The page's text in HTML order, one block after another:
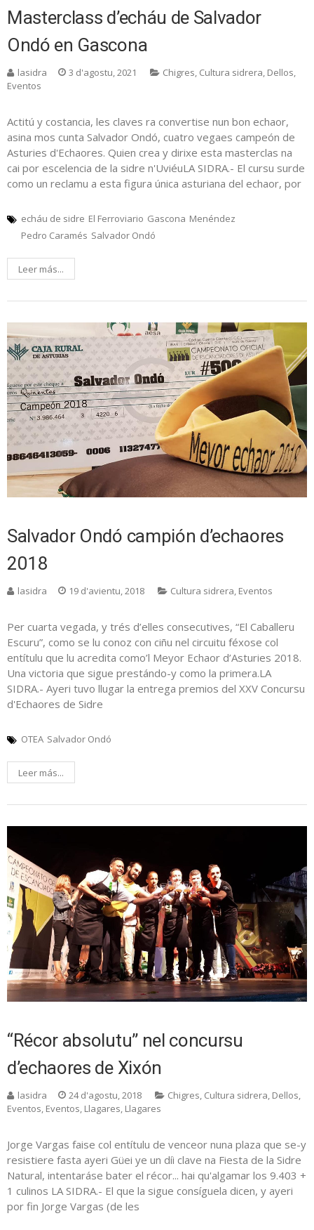
Masterclass d’echáu de Salvador
Ondó en Gascona
lasidra 3 d'agostu, 2021 Chigres, Cultura sidrera, Dellos,
Eventos
Actitú y costancia, les claves ra convertise nun bon echaor,
asina mos cunta Salvador Ondó, cuatro vegaes campeón de
Asturies d'Echaores. Quien crea y dirixe esta masterclas na
cai por escelencia de la sidre n'UviéuLA SIDRA.- El cursu surde
como un reclamu a esta figura única asturiana del echaor, por
echáu de sidre El Ferroviario Gascona Menéndez
Pedro Caramés Salvador Ondó
Leer más...
Salvador Ondó campión d’echaores
2018
lasidra 19 d'avientu, 2018 Cultura sidrera, Eventos
Per cuarta vegada, y trés d’elles consecutives, “El Caballeru
Escuru”, como se lu conoz con ciñu nel circuitu féxose col
entítulu que lu acredita como’l Meyor Echaor d’Asturies 2018.
Una victoria que sigue prestándo-y como la primera.LA
SIDRA.- Ayeri tuvo llugar la entrega premios del XXV Concursu
d'Echaores de Sidre
OTEA Salvador Ondó
Leer más...
“Récor absolutu” nel concursu
d’echaores de Xixón
lasidra 24 d'agostu, 2018 Chigres, Cultura sidrera, Dellos,
Eventos, Eventos, Llagares, Llagares
Jorge Vargas faise col entítulu de venceor nuna plaza que se-y
resistiere fasta ayeri Güei ye un díi clave na Fiesta de la Sidre
Natural, intentaráse bater el récor... hai qu'algamar los 9.403 +
1 culinos LA SIDRA.- El que la sigue consíguela dicen, y ayeri
por fin Jorge Vargas (de les